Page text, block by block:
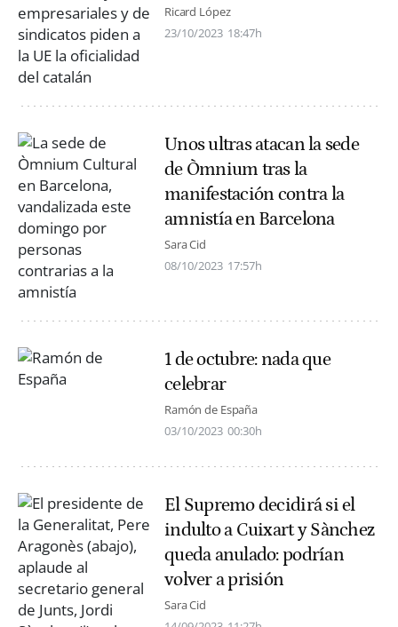
Ricard López
23/10/2023 18:47h
Unos ultras atacan la sede
de Òmnium tras la
manifestación contra la
amnistía en Barcelona
Sara Cid
08/10/2023 17:57h
1 de octubre: nada que
celebrar
Ramón de España
03/10/2023 00:30h
El Supremo decidirá si el
indulto a Cuixart y Sànchez
queda anulado: podrían
volver a prisión
Sara Cid